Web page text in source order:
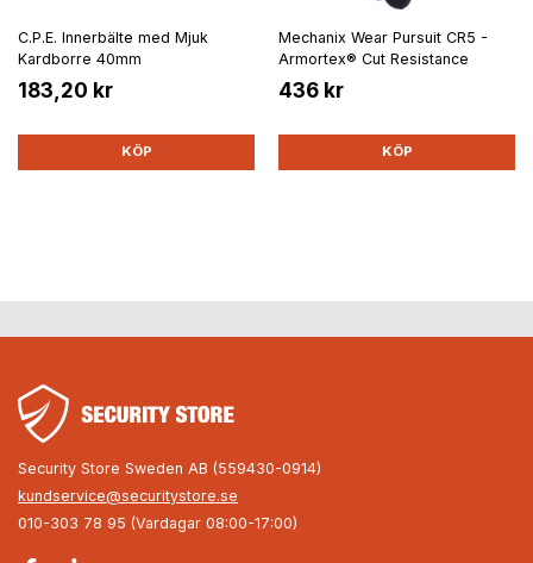
C.P.E. Innerbälte med Mjuk
Kardborre 40mm
183,20 kr
KÖP
Mechanix Wear Pursuit CR5 -
Armortex® Cut Resistance
436 kr
KÖP
Security Store Sweden AB (559430-0914)
kundservice@securitystore.se
010-303 78 95 (Vardagar 08:00-17:00)